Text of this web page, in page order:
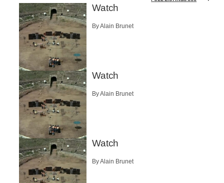
Watch
By Alain Brunet
Watch
By Alain Brunet
Watch
By Alain Brunet